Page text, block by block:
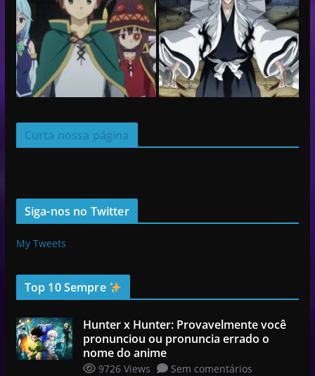
Curta nossa página
Siga-nos no Twitter
My Tweets
Top 10 Sempre
Hunter x Hunter: Provavelmente você
pronunciou ou pronuncia errado o
nome do anime
9726 Views Sem comentários